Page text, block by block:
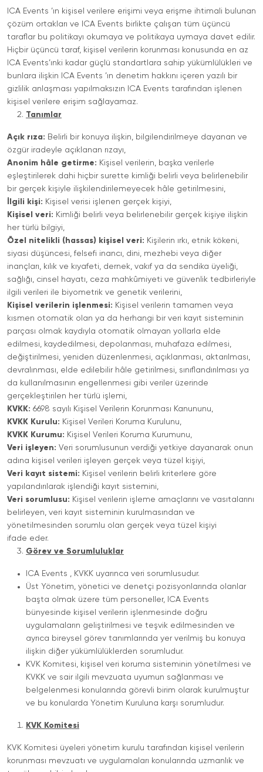
ICA Events ’ın kişisel verilere erişimi veya erişme ihtimali bulunan
çözüm ortakları ve ICA Events birlikte çalışan tüm üçüncü
taraflar bu politikayı okumaya ve politikaya uymaya davet edilir.
Hiçbir üçüncü taraf, kişisel verilerin korunması konusunda en az
ICA Events’ınki kadar güçlü standartlara sahip yükümlülükleri ve
bunlara ilişkin ICA Events ’ın denetim hakkını içeren yazılı bir
gizlilik anlaşması yapılmaksızın ICA Events tarafından işlenen
kişisel verilere erişim sağlayamaz.
Tanımlar
Açık rıza: Belirli bir konuya ilişkin, bilgilendirilmeye dayanan ve
özgür iradeyle açıklanan rızayı,
Anonim hâle getirme: Kişisel verilerin, başka verilerle
eşleştirilerek dahi hiçbir surette kimliği belirli veya belirlenebilir
bir gerçek kişiyle ilişkilendirilemeyecek hâle getirilmesini,
İlgili kişi: Kişisel verisi işlenen gerçek kişiyi,
Kişisel veri: Kimliği belirli veya belirlenebilir gerçek kişiye ilişkin
her türlü bilgiyi,
Özel nitelikli (hassas) kişisel veri: Kişilerin ırkı, etnik kökeni,
siyasi düşüncesi, felsefi inancı, dini, mezhebi veya diğer
inançları, kılık ve kıyafeti, dernek, vakıf ya da sendika üyeliği,
sağlığı, cinsel hayatı, ceza mahkûmiyeti ve güvenlik tedbirleriyle
ilgili verileri ile biyometrik ve genetik verilerini,
Kişisel verilerin işlenmesi: Kişisel verilerin tamamen veya
kısmen otomatik olan ya da herhangi bir veri kayıt sisteminin
parçası olmak kaydıyla otomatik olmayan yollarla elde
edilmesi, kaydedilmesi, depolanması, muhafaza edilmesi,
değiştirilmesi, yeniden düzenlenmesi, açıklanması, aktarılması,
devralınması, elde edilebilir hâle getirilmesi, sınıflandırılması ya
da kullanılmasının engellenmesi gibi veriler üzerinde
gerçekleştirilen her türlü işlemi,
KVKK: 6698 sayılı Kişisel Verilerin Korunması Kanununu,
KVKK Kurulu: Kişisel Verileri Koruma Kurulunu,
KVKK Kurumu: Kişisel Verileri Koruma Kurumunu,
Veri işleyen: Veri sorumlusunun verdiği yetkiye dayanarak onun
adına kişisel verileri işleyen gerçek veya tüzel kişiyi,
Veri kayıt sistemi: Kişisel verilerin belirli kriterlere göre
yapılandırılarak işlendiği kayıt sistemini,
Veri sorumlusu: Kişisel verilerin işleme amaçlarını ve vasıtalarını
belirleyen, veri kayıt sisteminin kurulmasından ve
yönetilmesinden sorumlu olan gerçek veya tüzel kişiyi
ifade eder.
Görev ve Sorumluluklar
ICA Events , KVKK uyarınca veri sorumlusudur.
Üst Yönetim, yönetici ve denetçi pozisyonlarında olanlar
başta olmak üzere tüm personeller, ICA Events
bünyesinde kişisel verilerin işlenmesinde doğru
uygulamaların geliştirilmesi ve teşvik edilmesinden ve
ayrıca bireysel görev tanımlarında yer verilmiş bu konuya
ilişkin diğer yükümlülüklerden sorumludur.
KVK Komitesi, kişisel veri koruma sisteminin yönetilmesi ve
KVKK ve sair ilgili mevzuata uyumun sağlanması ve
belgelenmesi konularında görevli birim olarak kurulmuştur
ve bu konularda Yönetim Kuruluna karşı sorumludur.
KVK Komitesi
KVK Komitesi üyeleri yönetim kurulu tarafından kişisel verilerin
korunması mevzuatı ve uygulamaları konularında uzmanlık ve